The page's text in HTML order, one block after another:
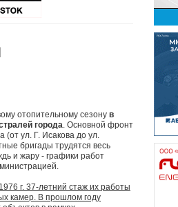
отопительному сезону в
города. Основной фронт
(от ул. Г. Исакова до ул.
бригады трудятся весь
и жару - графики работ
г. 37-летний стаж их работы
камер. В прошлом году